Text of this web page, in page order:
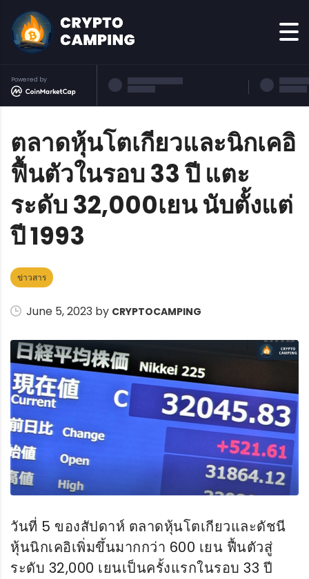
Powered by
ตลาดหุ้นโตเกียวและนิกเคอิ
ฟื้นตัวในรอบ 33 ปี แตะ
ระดับ 32,000เยน นับตั้งแต่
ปี 1993
ข่าวสาร
June 5, 2023 by CRYPTOCAMPING
วันที่ 5 ของสัปดาห์ ตลาดหุ้นโตเกียวและดัชนี
หุ้นนิกเคอิเพิ่มขึ้นมากกว่า 600 เยน ฟื้นตัวสู่
ระดับ 32,000 เยนเป็นครั้งแรกในรอบ 33 ปี